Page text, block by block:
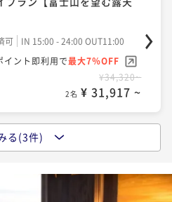
可
IN 15:00 - 24:00 OUT11:00
イント即利用で最大7％OFF
¥34,320~
2名 ¥ 31,917 ~
由自在【富士山を望む露天
IN 15:00 - 24:00 OUT11:00
る(3件)